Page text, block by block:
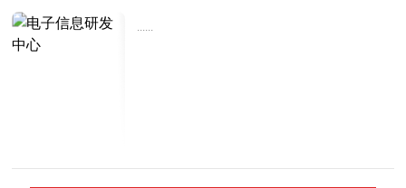
......